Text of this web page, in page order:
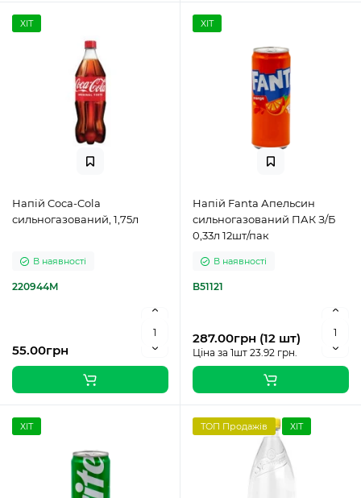
ХІТ
Напій Coca-Cola
сильногазований, 1,75л
В наявності
220944M
55.00грн
ХІТ
Напій Fanta Апельсин
сильногазований ПАК З/Б
0,33л 12шт/пак
В наявності
B51121
287.00грн (12 шт)
Ціна за 1шт 23.92 грн.
ХІТ ТОП Продажів ХІТ